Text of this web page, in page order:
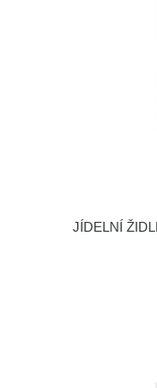
JÍDELNÍ